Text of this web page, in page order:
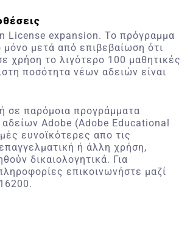
License expansion. Το πρόγραμμα
μόνο μετά από επιβεβαίωση ότι
χρήση το λιγότερο 100 μαθητικές
ποσότητα νέων αδειών είναι
σε παρόμοια προγράμματα
Adobe (Adobe Educational
ευνοϊκότερες απο τις
ή άλλη χρήση,
δικαιολογητικά. Για
επικοινωνήστε μαζί